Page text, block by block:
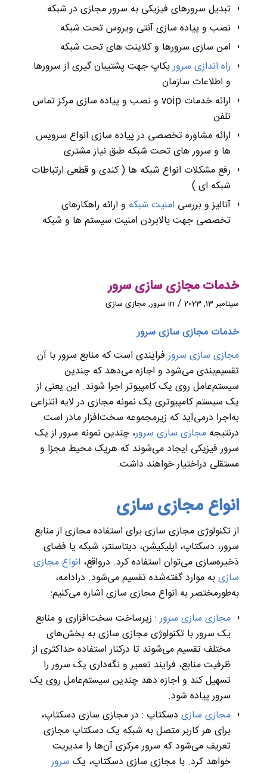
تبدیل سرورهای فیزیکی به سرور مجازی در شبکه
نصب و پیاده سازی آنتی ویروس تحت شبکه
امن سازی سرورها و کلاینت های تحت شبکه
راه اندازی سروربکاپ جهت پشتیبان گیری از سرورها
و اطلاعات سازمان
ارائه خدمات voip و نصب و پیاده سازی مرکز تماس
تلفن
ارائه مشاوره تخصصی در پیاده سازی انواع سرویس
ها و سرور های تحت شبکه طبق نیاز مشتری
رفع مشکلات انواع شبکه ها ( کندی و قطعی ارتباطات
شبکه ای )
آنالیز و بررسی امنیت شبکه و ارائه راهکارهای
تخصصی جهت بالابردن امنیت سیستم ها و شبکه
خدمات مجازی سازی سرور
سپتامبر 13, 2023 /
in سرور, مجازی سازی
خدمات مجازی سازی سرور
مجازی سازی سرورفرایندی است که منابع سرور با آن
تقسیم‌بندی می‌شود و اجازه می‌دهد که چندین
سیستم‌عامل روی یک کامپیوتر اجرا شوند. این یعنی از
یک سیستم کامپیوتری یک نمونه مجازی در لایه انتزاعی
به‌اجرا درمی‌آید که زیرمجموعه سخت‌افزار مادر است.
درنتیجهمجازی سازی سرور، چندین نمونه سرور از یک
سرور فیزیکی ایجاد می‌شوند که هریک محیط مجزا و
مستقلی دراختیار خواهند داشت.
انواع مجازی سازی
از تکنولوژی مجازی سازی برای استفاده مجازی از منابع
سرور، دسکتاپ، اپلیکیشن، دیتاسنتر، شبکه یا فضای
ذخیره‌سازی می‌توان استفاده کرد. درواقع، انواع مجازی
سازیبه موارد گفته‌شده تقسیم می‌شود. در‌ادامه،
به‌طورمختصر به انواع مجازی سازی اشاره می‌کنیم:
مجازی سازی سرور: زیرساخت سخت‌افزاری و منابع
یک سرور با تکنولوژی مجازی سازی به بخش‌های
مختلف تقسیم می‌شوند تا در‌کنار استفاده حداکثری از
ظرفیت منابع، فرایند تعمیر و نگه‌داری یک سرور را
تسهیل کند و اجازه دهد چندین سیستم‌عامل روی یک
سرور پیاده شود.
مجازی سازی دسکتاپ : در مجازی سازی دسکتاپ،
برای هر کاربر متصل به شبکه یک دسکتاپ مجازی
تعریف می‌شود که سرور مرکزی آن‌ها را مدیریت
خواهد کرد. با مجازی سازی دسکتاپ، یک سرور